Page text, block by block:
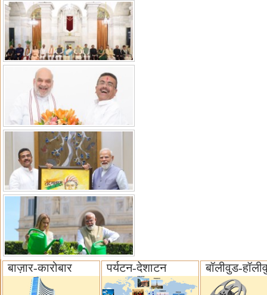
बाज़ार-कारोबार पर्यटन-देशाटन बॉलीवुड-